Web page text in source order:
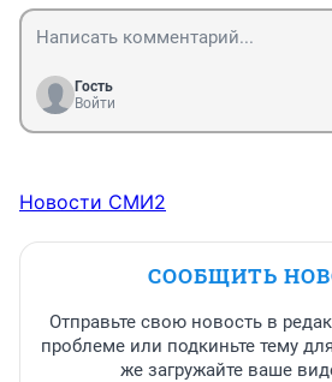
Гость
Войти
Новости СМИ2
СООБЩИТЬ
Отправьте свою новость в
проблеме или подкиньте тему
же загружайте ваше